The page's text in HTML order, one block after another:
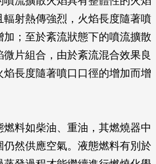
輻射熱傳強烈，火焰長度隨著噴
；至於紊流狀態下的噴流擴散
片組合，由於紊流混合效果良
長度隨著噴口口徑的增加而增
料如柴油、重油，其燃燒器中
然供應空氣。液態燃料有別於